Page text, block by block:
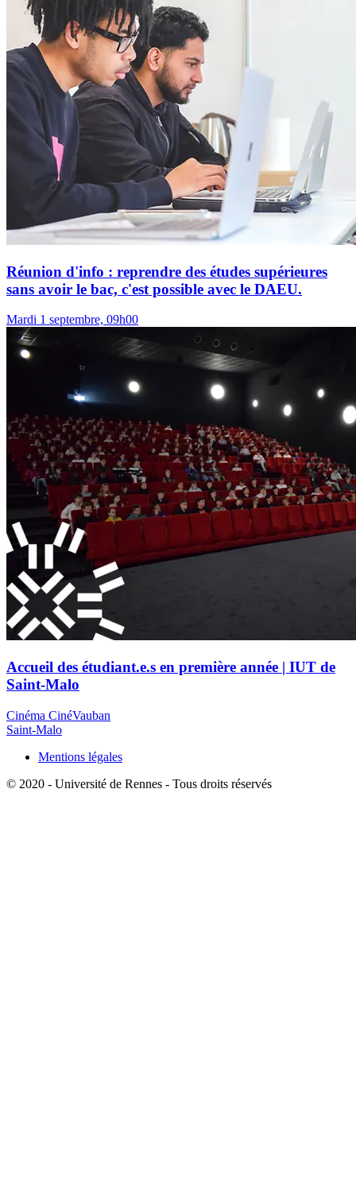
Réunion d'info : reprendre des études supérieures
sans avoir le bac, c'est possible avec le DAEU.
Mardi 1 septembre, 09h00
Accueil des étudiant.e.s en première année | IUT de
Saint-Malo
Cinéma CinéVauban
Saint-Malo
Mentions légales
© 2020 - Université de Rennes - Tous droits réservés